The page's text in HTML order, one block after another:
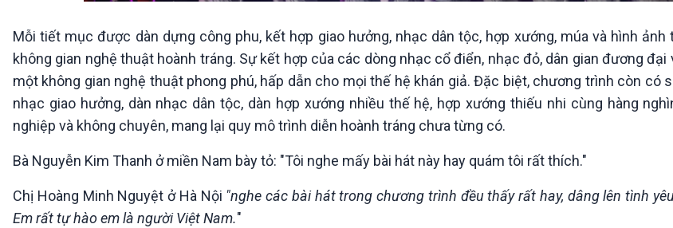
Mỗi tiết mục được dàn dựng công phu, kết hợp giao hưởng, nhạc dân tộc, hợp xướng, múa và hình
không gian nghệ thuật hoành tráng. Sự kết hợp của các dòng nhạc cổ điển, nhạc đỏ, dân gian đương đại
một không gian nghệ thuật phong phú, hấp dẫn cho mọi thế hệ khán giả. Đặc biệt, chương trình còn có
nhạc giao hưởng, dàn nhạc dân tộc, dàn hợp xướng nhiều thế hệ, hợp xướng thiếu nhi cùng hàng
nghiệp và không chuyên, mang lại quy mô trình diễn hoành tráng chưa từng có.
Bà Nguyễn Kim Thanh ở miền Nam bày tỏ: "Tôi nghe mấy bài hát này hay quám tôi rất thích."
Chị Hoàng Minh Nguyệt ở Hà Nội "nghe các bài hát trong chương trình đều thấy rất hay, dâng lên tình
Em rất tự hào em là người Việt Nam."